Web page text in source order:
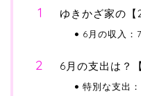
ゆきかざ家の
6月の収入：
6月の支出は？
特別な支出